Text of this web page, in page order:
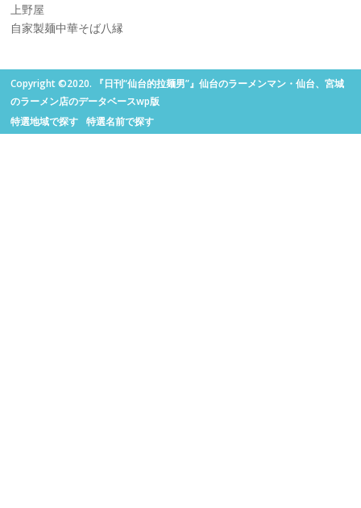
上野屋
自家製麺中華そば八縁
Copyright ©2020. 『日刊“仙台的拉麺男”』仙台のラーメンマン・仙台、宮城
のラーメン店のデータベースwp版
特選地域で探す
特選名前で探す